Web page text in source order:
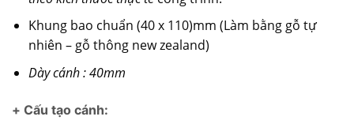
Khung bao chuẩn (40 x 110)mm (Làm bằng gỗ tự
nhiên – gỗ thông new zealand)
Dày cánh : 40mm
+ Cấu tạo cánh: